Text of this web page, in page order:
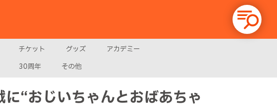
チケット グッズ
アカデミー
30周年 その他
“おじいちゃんとおばあちゃ